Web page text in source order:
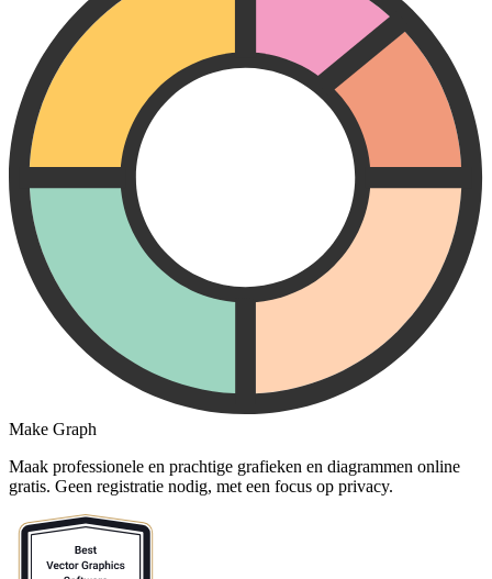
Make Graph
Maak professionele en prachtige grafieken en diagrammen online
gratis. Geen registratie nodig, met een focus op privacy.